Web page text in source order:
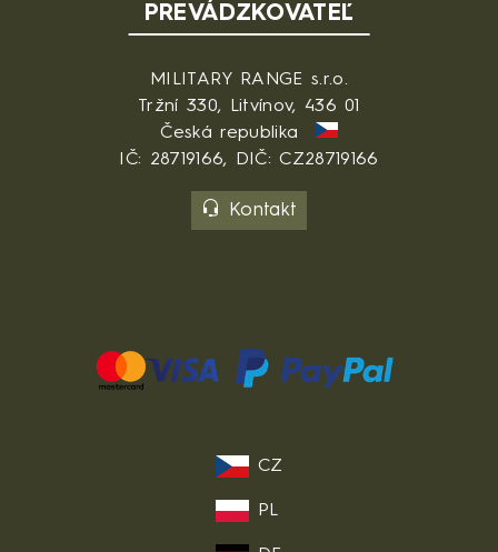
PREVÁDZKOVATEĽ
MILITARY RANGE s.r.o.
Tržní 330, Litvínov, 436 01
Česká republika
IČ: 28719166, DIČ: CZ28719166
Kontakt
CZ
PL